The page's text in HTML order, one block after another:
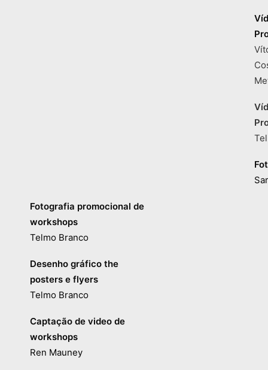
Fotografia promocional de
workshops
Telmo Branco
Desenho gráfico the
posters e flyers
Telmo Branco
Captação de video de
workshops
Ren Mauney